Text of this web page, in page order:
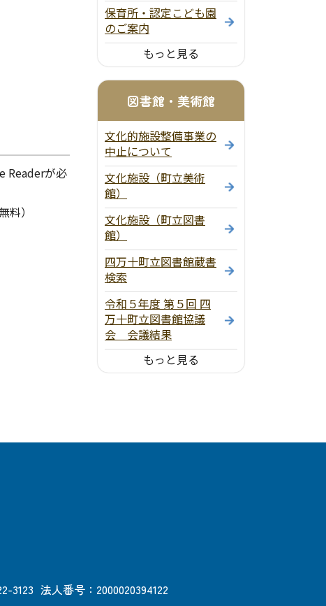
Readerが必
）
保育所・認定こども園
のご案内
もっと見る
図書館・美術館
文化的施設整備事業の
中止について
文化施設（町立美術
館）
文化施設（町立図書
館）
四万十町立図書館蔵書
検索
令和５年度 第５回 四
万十町立図書館協議
会 会議結果
もっと見る
3123 法人番号：2000020394122